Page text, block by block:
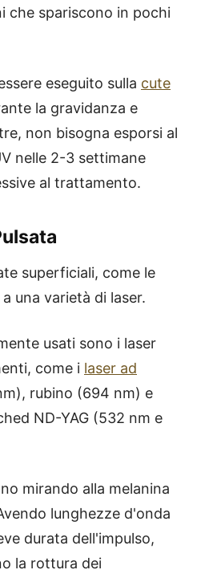
che spariscono in pochi
eseguito sulla cute
la gravidanza e
non bisogna esporsi al
nelle 2-3 settimane
al trattamento.
superficiali, come le
una varietà di laser.
usati sono i laser
come i laser ad
rubino (694 nm) e
ND-YAG (532 nm e
mirando alla melanina
lunghezze d'onda
durata dell'impulso,
la rottura dei